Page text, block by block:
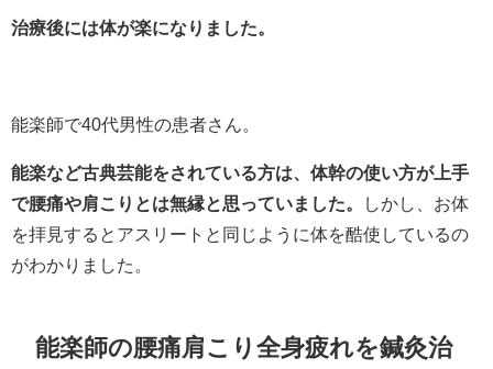
治療後には体が楽になりました。
能楽師で40代男性の患者さん。
能楽など古典芸能をされている方は、体幹の使い方が上手
で腰痛や肩こりとは無縁と思っていました。
しかし、お体
を拝見するとアスリートと同じように体を酷使しているの
がわかりました。
能楽師の腰痛肩こり全身疲れを鍼灸治